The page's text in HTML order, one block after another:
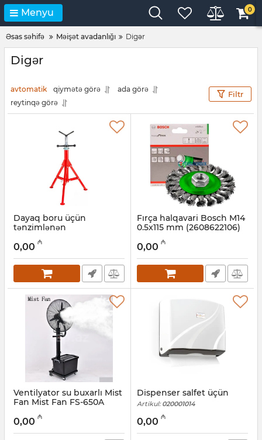
Menyu 0
Əsas səhifə Məişət avadanlığı Digər
Digər
avtomatik qiymətə görə
ada görə
reytinqə görə
Filtr
Dayaq boru üçün
tənzimlənən
017011134
0,00 ₼
Fırça halqavari Bosch M14
0.5x115 mm (2608622106)
12018419
0,00 ₼
Ventilyator su buxarlı Mist
Fan Mist Fan FS-650A
12018395
0,00 ₼
Dispenser salfet üçün
Artikul: 020001014
0,00 ₼